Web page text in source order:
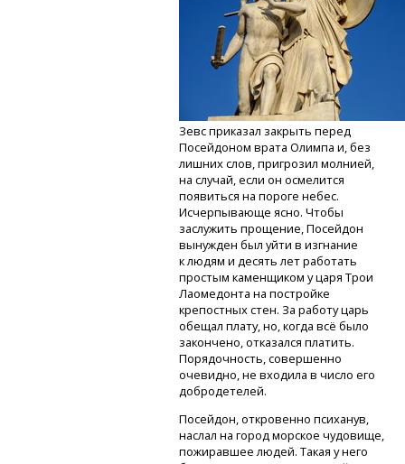
Зевс приказал закрыть перед
Посейдоном врата Олимпа и, без
лишних слов, пригрозил молнией,
на случай, если он осмелится
появиться на пороге небес.
Исчерпывающе ясно. Чтобы
заслужить прощение, Посейдон
вынужден был уйти в изгнание
к людям и десять лет работать
простым каменщиком у царя Трои
Лаомедонта на постройке
крепостных стен. За работу царь
обещал плату, но, когда всё было
закончено, отказался платить.
Порядочность, совершенно
очевидно, не входила в число его
добродетелей.
Посейдон, откровенно психанув,
наслал на город морское чудовище,
пожиравшее людей. Такая у него